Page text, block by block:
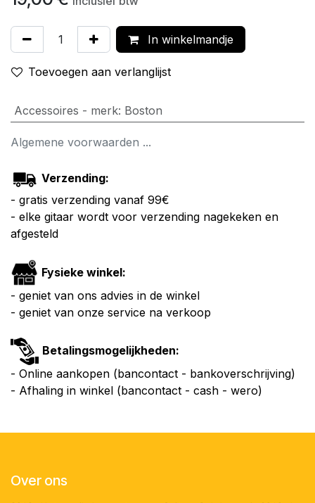
In winkelmandje
Toevoegen aan verlanglijst
Accessoires - merk: Boston
Algemene voorwaarden ...
Verzending:
- gratis verzending vanaf 99€
- elke gitaar wordt voor verzending nagekeken en
afgesteld
Fysieke winkel:
- geniet van ons advies in de winkel
- geniet van onze service na verkoop
Betalingsmogelijkheden:
- Online aankopen (bancontact - bankoverschrijving)
- Afhaling in winkel (bancontact - cash - wero)
Over ons